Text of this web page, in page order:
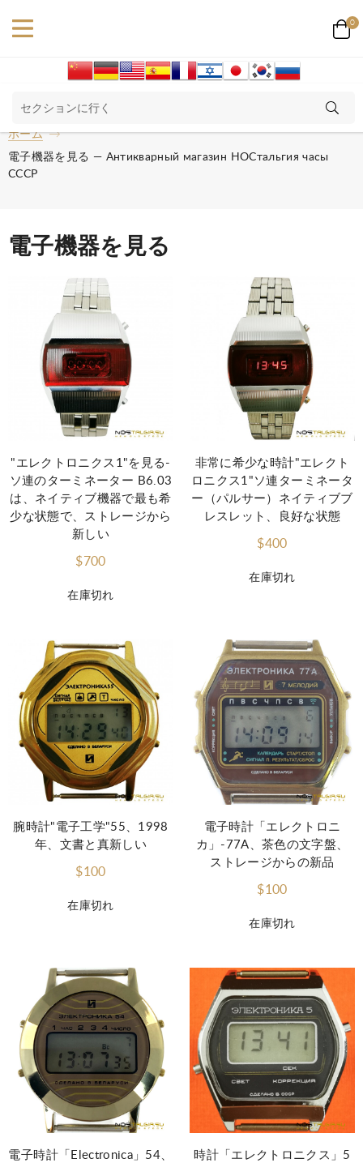
0
ホーム
電子機器を見る — Антикварный магазин НОСтальгия часы
СССР
電子機器を見る
在庫切れ
"エレクトロニクス1"を見る-
ソ連のターミネーター B6.03
は、ネイティブ機器で最も希
少な状態で、ストレージから
新しい
$700
在庫切れ
非常に希少な時計"エレクト
ロニクス1"ソ連ターミネータ
ー（パルサー）ネイティブブ
レスレット、良好な状態
$400
在庫切れ
腕時計"電子工学"55、1998
年、文書と真新しい
$100
在庫切れ
電子時計「エレクトロニ
カ」-77A、茶色の文字盤、
ストレージからの新品
$100
電子時計「Electronica」54、
時計「エレクトロニクス」5